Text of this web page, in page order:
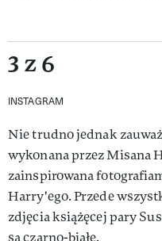
3 z 6
INSTAGRAM
Nie trudno jednak
wykonana przez Misana
zainspirowana
Harry'ego. Przede
zdjęcia książęcej pary
są czarno-białe.